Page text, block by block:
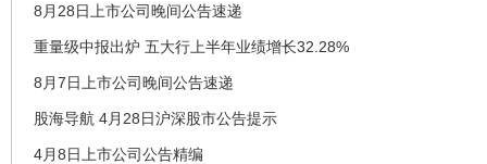
8月28日上市公司晚间公告速递
重量级中报出炉 五大行上半年业绩增长32.28%
8月7日上市公司晚间公告速递
股海导航 4月28日沪深股市公告提示
4月8日上市公司公告精编